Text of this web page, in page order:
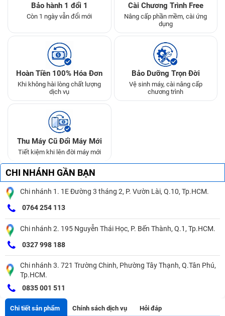
Bảo hành 1 đổi 1
Còn 1 ngày vẫn đổi mới
Cài Chương Trình Free
Nâng cấp phần mềm, cài ứng
dụng
Hoàn Tiền 100% Hóa Đơn
Khi không hài lòng chất lượng
dịch vụ
Bảo Dưỡng Trọn Đời
Vệ sinh máy, cài nâng cấp
chương trình
Thu Máy Cũ Đổi Máy Mới
Tiết kiệm khi lên đời máy mới
CHI NHÁNH GẦN BẠN
Chi nhánh 1. 1E Đường 3 tháng 2, P. Vườn Lài, Q.10, Tp.HCM.
0764 254 113
Chi nhánh 2. 195 Nguyễn Thái Học, P. Bến Thành, Q.1, Tp.HCM.
0327 998 188
Chi nhánh 3. 721 Trường Chinh, Phường Tây Thạnh, Q.Tân Phú,
Tp.HCM.
0835 001 511
Chi tiết sản phẩm Chính sách dịch vụ Hỏi đáp